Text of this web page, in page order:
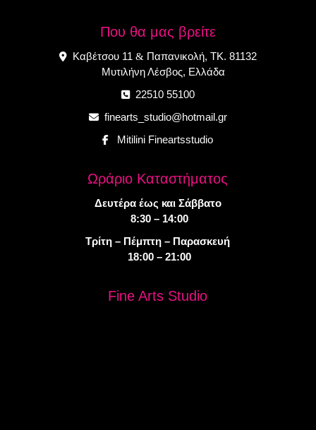
Που θα μας βρείτε
Καβέτσου 11 &Παπανικολή, ΤΚ. 81132
Μυτιλήνη Λέσβος, Ελλάδα
22510 55100
finearts_studio@hotmail.gr
Mitilini Fineartsstudio
Ωράριο Καταστήματος
Δευτέρα έως και Σάββατο
8:30 – 14:00
Τρίτη – Πέμπτη – Παρασκευή
18:00 – 21:00
Fine Arts Studio